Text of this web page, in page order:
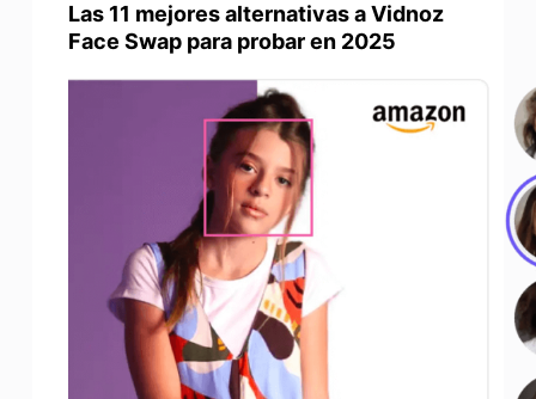
Las 11 mejores alternativas a Vidnoz
Face Swap para probar en 2025